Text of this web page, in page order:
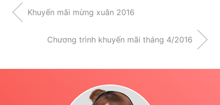
Khuyến mãi mừng xuân 2016
Chương trình khuyến mãi tháng 4/2016